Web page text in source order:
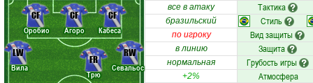
Вила
Трю
Севальос
Оробио Агоро Кабеса
LW
FR
RW
CF CF CF
все в атаку Тактика
бразильский Стиль
по игроку Вид защиты
в линию Защита
нормальная Грубость игры
+2% Атмосфера